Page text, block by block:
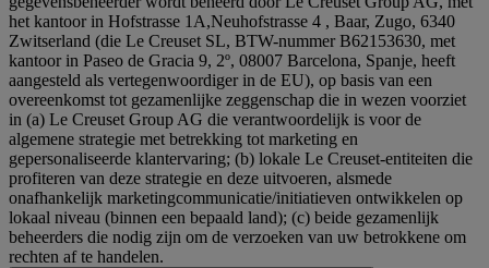
het kantoor in Hofstrasse 1A,Neuhofstrasse 4 , Baar, Zugo, 6340
Zwitserland (die Le Creuset SL, BTW-nummer B62153630, met
kantoor in Paseo de Gracia 9, 2º, 08007 Barcelona, Spanje, heeft
aangesteld als vertegenwoordiger in de EU), op basis van een
overeenkomst tot gezamenlijke zeggenschap die in wezen voorziet
in (a) Le Creuset Group AG die verantwoordelijk is voor de
algemene strategie met betrekking tot marketing en
gepersonaliseerde klantervaring; (b) lokale Le Creuset-entiteiten die
profiteren van deze strategie en deze uitvoeren, alsmede
onafhankelijk marketingcommunicatie/initiatieven ontwikkelen op
lokaal niveau (binnen een bepaald land); (c) beide gezamenlijk
beheerders die nodig zijn om de verzoeken van uw betrokkene om
rechten af te handelen.